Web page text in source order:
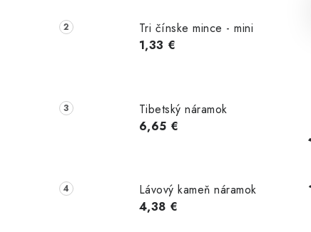
Tri čínske mince - mini
1,33 €
Tibetský náramok
6,65 €
Lávový kameň náramok
4,38 €